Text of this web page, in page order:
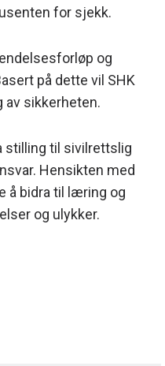
for sjekk.
og
på dette vil SHK
av sikkerheten.
stilling til sivilrettslig
Hensikten med
å bidra til læring og
og ulykker.